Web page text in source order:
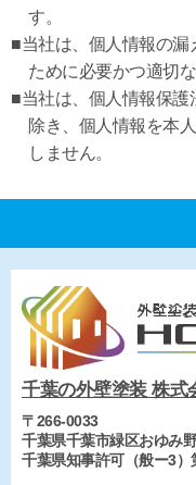
す。
■当社は、個人情報の漏
ために必要かつ適切
■当社は、個人情報保
除き、個人情報を本
しません。
千葉の外壁塗装 株式
〒266-0033
千葉県千葉市緑区おゆみ
千葉県知事許可（般ー3）